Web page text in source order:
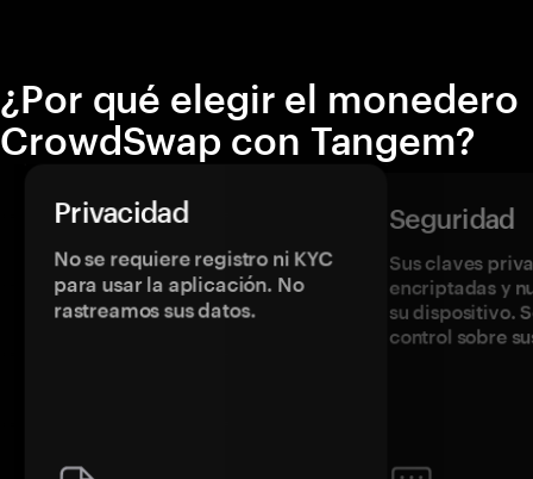
¿Por qué elegir el monedero
CrowdSwap con Tangem?
Privacidad
No se requiere registro ni KYC
para usar la aplicación. No
rastreamos sus datos.
Seguridad
Sus claves
encriptadas y
su dispositivo.
control sobre